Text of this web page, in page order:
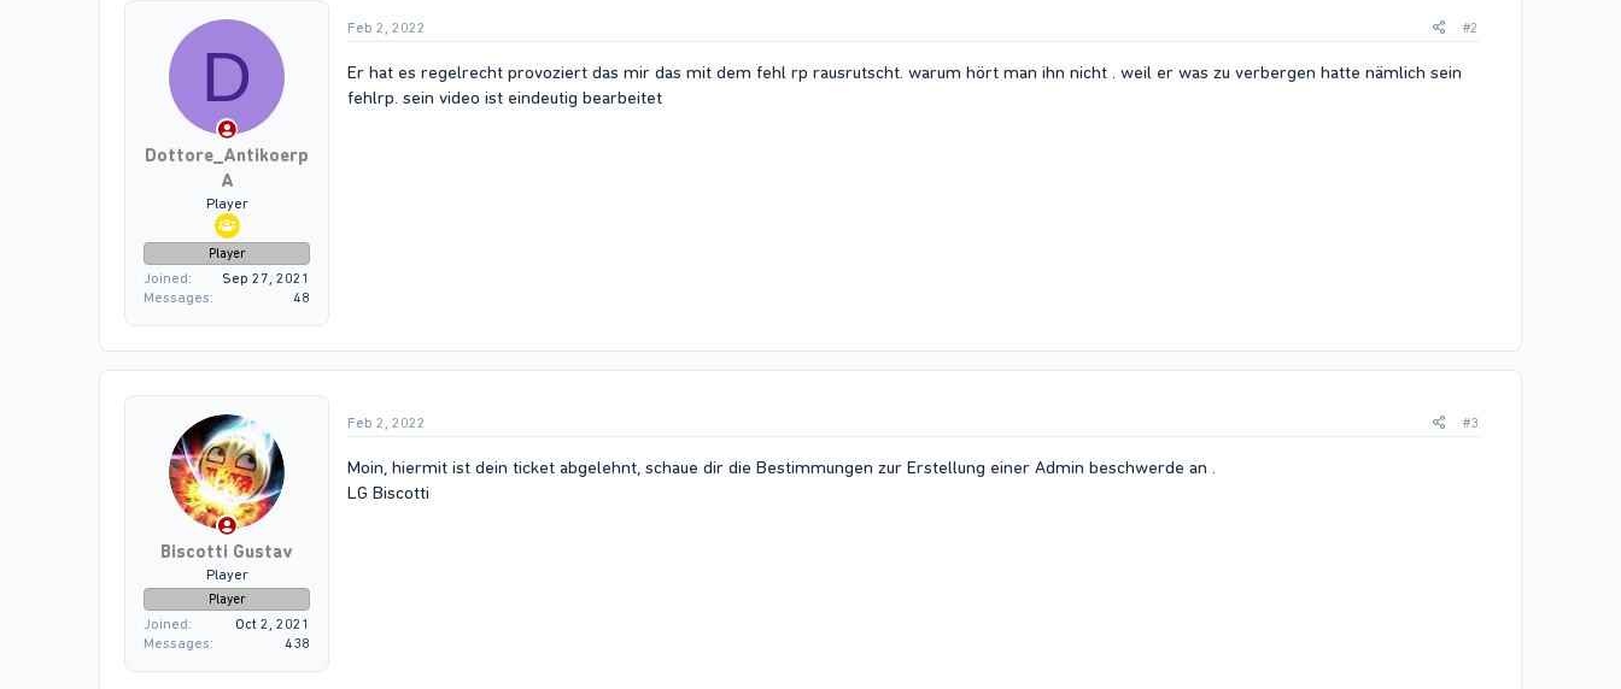
D
Dottore_Antikoerp
A
Player
Player
Joined
Sep 27, 2021
Messages
48
Feb 2, 2022 #2
Er hat es regelrecht provoziert das mir das mit dem fehl rp rausrutscht. warum hört man ihn nicht . weil er was zu verbergen hatte nämlich sein
fehlrp. sein video ist eindeutig bearbeitet
Biscotti Gustav
Player
Player
Joined
Oct 2, 2021
Messages
438
Feb 2, 2022 #3
Moin, hiermit ist dein ticket abgelehnt, schaue dir die Bestimmungen zur Erstellung einer Admin beschwerde an .
LG Biscotti